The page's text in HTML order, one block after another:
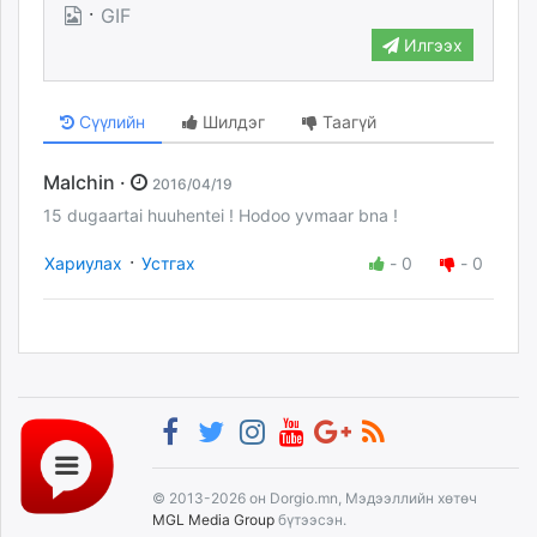
unuudur.mn
mglradio.com
fact.mn
itoim.mn
tumen.mn
times.mn
tvmongolia.mn
assa.mn
paparazzi.mn
unread.today
· GIF
Илгээх
Сүүлийн Шилдэг Таагүй
Malchin · 2016/04/19
15 dugaartai huuhentei ! Hodoo yvmaar bna !
Хариулах · Устгах - 0 - 0
© 2013-2026 он Dorgio.mn, Мэдээллийн хөтөч
MGL Media Group бүтээсэн.